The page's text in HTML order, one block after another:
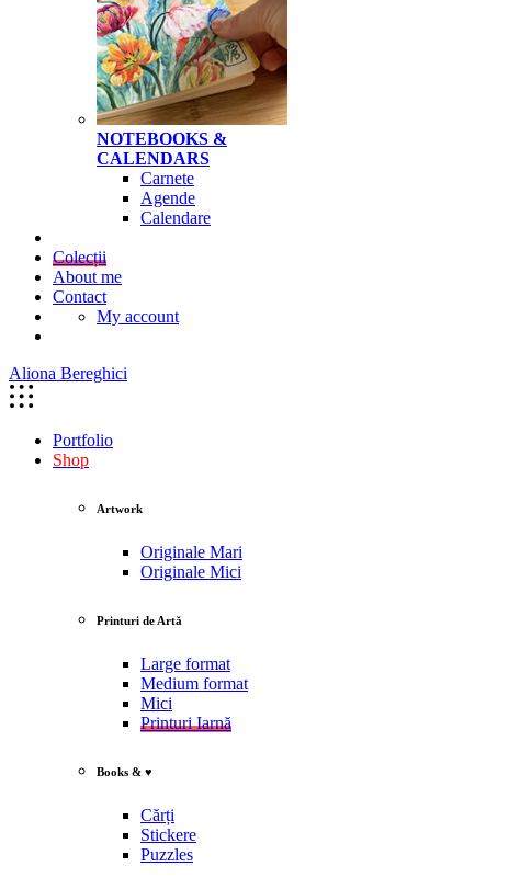
NOTEBOOKS &
CALENDARS
Carnete
Agende
Calendare
Colecții
About me
Contact
My account
Aliona Bereghici
Portfolio
Shop
Artwork
Originale Mari
Originale Mici
Printuri de Artă
Large format
Medium format
Mici
Printuri Iarnă
Books & ♥
Cărți
Stickere
Puzzles